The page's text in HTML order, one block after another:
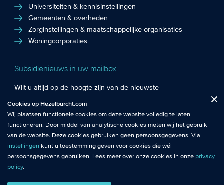
Universiteiten & kennisinstellingen
Gemeenten & overheden
Zorginstellingen & maatschappelijke organisaties
Woningcorporaties
Subsidienieuws in uw mailbox
Wilt u altijd op de hoogte zijn van de nieuwste
subsidiekansen en het laatste subsidienieuws? Schrijf u in
voor de Hezelburcht Subsidienieuwsbrief!
Inschrijven nieuwsbrief
noodzakelijk om de website goed te laten werken.
Analytische cookies
: Met analytische cookies meten wij het gebruik van
de website. Zo krijgen wij beter inzicht in het functioneren van de
website.
Cookies op Hezelburcht.com
Wij plaatsen functionele cookies om deze website volledig te laten
functioneren. Door middel van analytische cookies meten wij het gebruik
van de website. Deze cookies gebruiken geen persoonsgegevens. Via
instellingen kunt u toestemming geven voor cookies die wél
persoonsgegevens gebruiken. Lees meer over onze cookies in onze privacy
policy.